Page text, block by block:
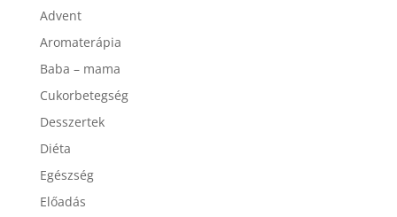
Advent
Aromaterápia
Baba – mama
Cukorbetegség
Desszertek
Diéta
Egészség
Előadás